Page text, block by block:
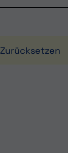
Zurücksetzen